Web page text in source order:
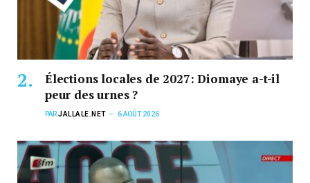
Élections locales de 2027: Diomaye a-t-il
peur des urnes ?
PARJALLALE.NET 6 AOÛT 2026